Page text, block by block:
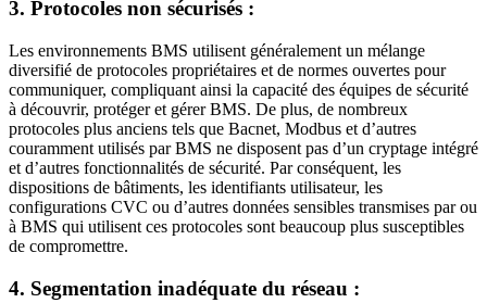
3. Protocoles non sécurisés :
Les environnements BMS utilisent généralement un mélange
diversifié de protocoles propriétaires et de normes ouvertes pour
communiquer, compliquant ainsi la capacité des équipes de sécurité
à découvrir, protéger et gérer BMS. De plus, de nombreux
protocoles plus anciens tels que Bacnet, Modbus et d’autres
couramment utilisés par BMS ne disposent pas d’un cryptage intégré
et d’autres fonctionnalités de sécurité. Par conséquent, les
dispositions de bâtiments, les identifiants utilisateur, les
configurations CVC ou d’autres données sensibles transmises par ou
à BMS qui utilisent ces protocoles sont beaucoup plus susceptibles
de compromettre.
4. Segmentation inadéquate du réseau :